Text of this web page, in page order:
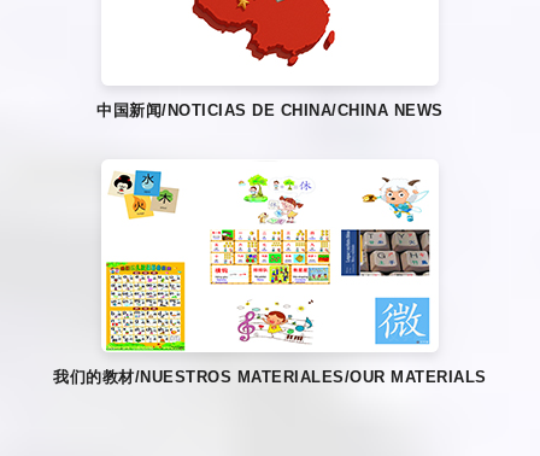
中国新闻/NOTICIAS DE CHINA/CHINA NEWS
我们的教材/NUESTROS MATERIALES/OUR MATERIALS